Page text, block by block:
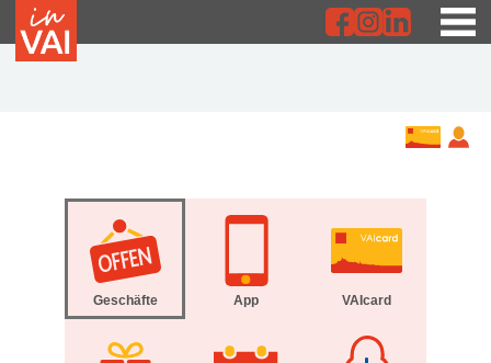
Geschäfte App VAIcard